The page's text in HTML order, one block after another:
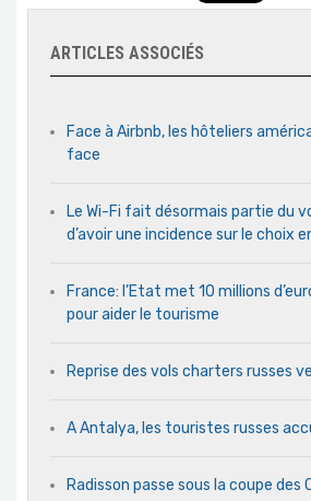
ARTICLES ASSOCIÉS
Face à Airbnb, les hôteliers
face
Le Wi-Fi fait désormais partie du
d’avoir une incidence sur le choix
France: l’Etat met 10 millions
pour aider le tourisme
Reprise des vols charters russes
A Antalya, les touristes russes
Radisson passe sous la coupe des